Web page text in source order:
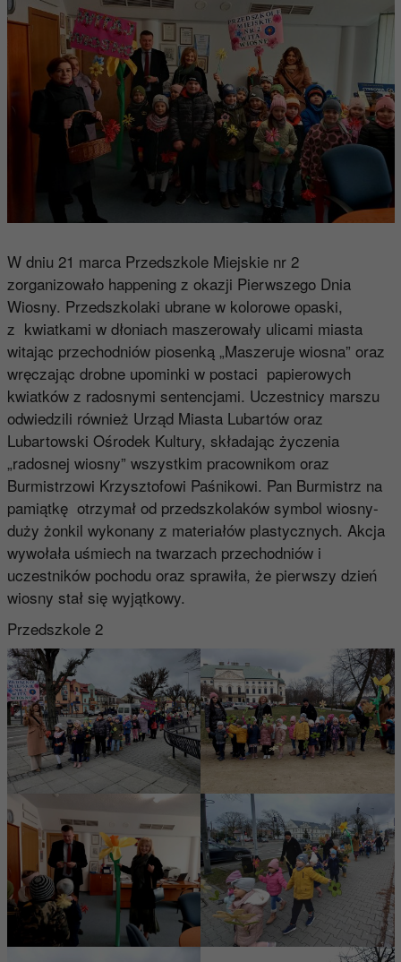
W dniu 21 marca Przedszkole Miejskie nr 2
zorganizowało happening z okazji Pierwszego Dnia
Wiosny. Przedszkolaki ubrane w kolorowe opaski,
z kwiatkami w dłoniach maszerowały ulicami miasta
witając przechodniów piosenką „Maszeruje wiosna” oraz
wręczając drobne upominki w postaci papierowych
kwiatków z radosnymi sentencjami. Uczestnicy marszu
odwiedzili również Urząd Miasta Lubartów oraz
Lubartowski Ośrodek Kultury, składając życzenia
„radosnej wiosny” wszystkim pracownikom oraz
Burmistrzowi Krzysztofowi Paśnikowi. Pan Burmistrz na
pamiątkę otrzymał od przedszkolaków symbol wiosny-
duży żonkil wykonany z materiałów plastycznych. Akcja
wywołała uśmiech na twarzach przechodniów i
uczestników pochodu oraz sprawiła, że pierwszy dzień
wiosny stał się wyjątkowy.
Przedszkole 2